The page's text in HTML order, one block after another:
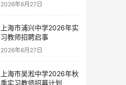
2026年6月27日
上海市浦兴中学2026年实
习教师招聘启事
2026年6月27日
上海市吴淞中学2026年秋
季实习教师招募计划